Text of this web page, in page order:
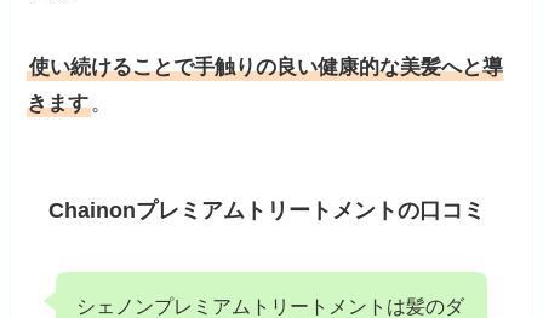
使い続けることで手触りの良い健康的な美髪へと導
きます。
Chainonプレミアムトリートメントの口コミ
シェノンプレミアムトリートメントは髪のダ